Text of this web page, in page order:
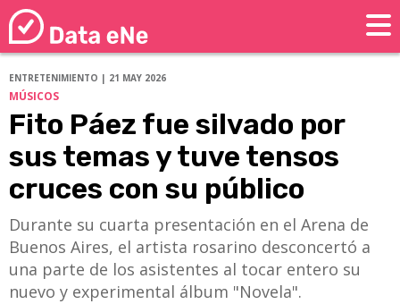
ENTRETENIMIENTO | 21 MAY 2026
MÚSICOS
Fito Páez fue silvado por
sus temas y tuve tensos
cruces con su público
Durante su cuarta presentación en el Arena de
Buenos Aires, el artista rosarino desconcertó a
una parte de los asistentes al tocar entero su
nuevo y experimental álbum "Novela".